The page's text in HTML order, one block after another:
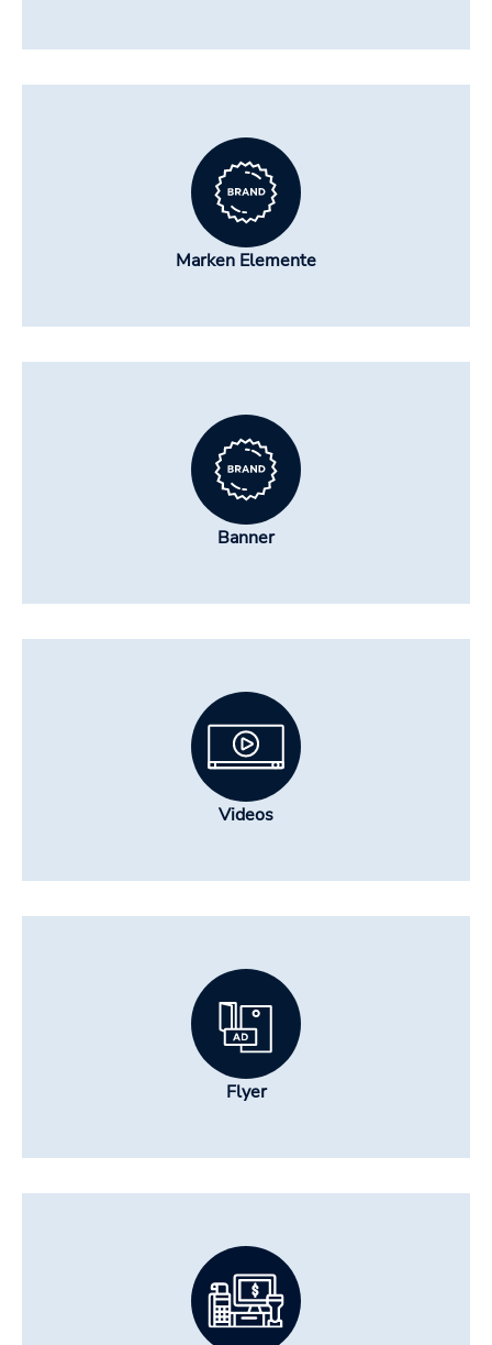
Marken Elemente
Banner
Videos
Flyer